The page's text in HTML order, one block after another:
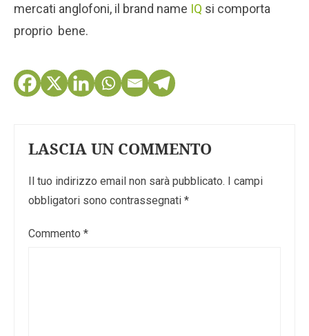
mercati anglofoni, il brand name IQ si comporta
proprio bene.
LASCIA UN COMMENTO
Il tuo indirizzo email non sarà pubblicato. I campi
obbligatori sono contrassegnati *
Commento *